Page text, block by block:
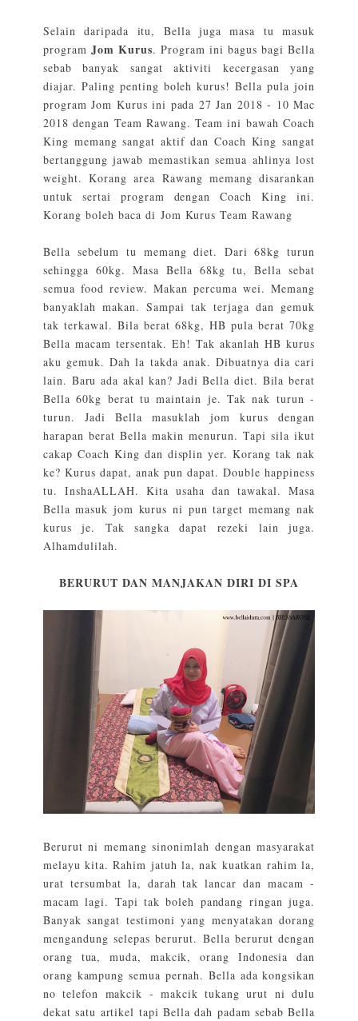
Selain daripada itu, Bella juga masa tu masuk
program Jom Kurus. Program ini bagus bagi Bella
sebab banyak sangat aktiviti kecergasan yang
diajar. Paling penting boleh kurus! Bella pula join
program Jom Kurus ini pada 27 Jan 2018 - 10 Mac
2018 dengan Team Rawang. Team ini bawah Coach
King memang sangat aktif dan Coach King sangat
bertanggung jawab memastikan semua ahlinya lost
weight. Korang area Rawang memang disarankan
untuk sertai program dengan Coach King ini.
Korang boleh baca di Jom Kurus Team Rawang
Bella sebelum tu memang diet. Dari 68kg turun
sehingga 60kg. Masa Bella 68kg tu, Bella sebat
semua food review. Makan percuma wei. Memang
banyaklah makan. Sampai tak terjaga dan gemuk
tak terkawal. Bila berat 68kg, HB pula berat 70kg
Bella macam tersentak. Eh! Tak akanlah HB kurus
aku gemuk. Dah la takda anak. Dibuatnya dia cari
lain. Baru ada akal kan? Jadi Bella diet. Bila berat
Bella 60kg berat tu maintain je. Tak nak turun -
turun. Jadi Bella masuklah jom kurus dengan
harapan berat Bella makin menurun. Tapi sila ikut
cakap Coach King dan displin yer. Korang tak nak
ke? Kurus dapat, anak pun dapat. Double happiness
tu. InshaALLAH. Kita usaha dan tawakal. Masa
Bella masuk jom kurus ni pun target memang nak
kurus je. Tak sangka dapat rezeki lain juga.
Alhamdulilah.
BERURUT DAN MANJAKAN DIRI DI SPA
Berurut ni memang sinonimlah dengan masyarakat
melayu kita. Rahim jatuh la, nak kuatkan rahim la,
urat tersumbat la, darah tak lancar dan macam -
macam lagi. Tapi tak boleh pandang ringan juga.
Banyak sangat testimoni yang menyatakan dorang
mengandung selepas berurut. Bella berurut dengan
orang tua, muda, makcik, orang Indonesia dan
orang kampung semua pernah. Bella ada kongsikan
no telefon makcik - makcik tukang urut ni dulu
dekat satu artikel tapi Bella dah padam sebab Bella